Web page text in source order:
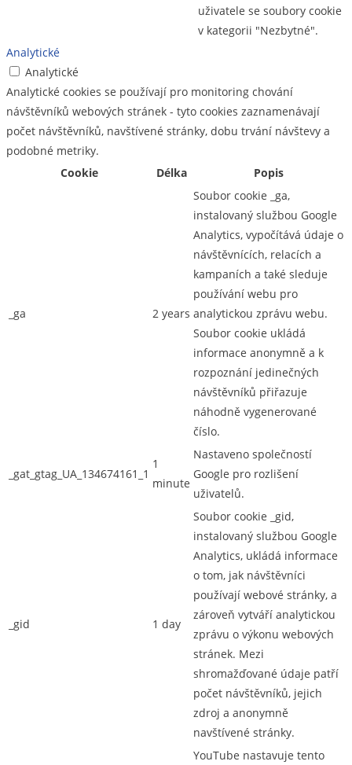
uživatele se soubory cookie
v kategorii "Nezbytné".
Analytické
Analytické
Analytické cookies se používají pro monitoring chování
návštěvníků webových stránek - tyto cookies zaznamenávají
počet návštěvníků, navštívené stránky, dobu trvání návštevy a
podobné metriky.
Cookie
Délka Popis
_ga 2 years
Soubor cookie _ga,
instalovaný službou Google
Analytics, vypočítává údaje o
návštěvnících, relacích a
kampaních a také sleduje
používání webu pro
analytickou zprávu webu.
Soubor cookie ukládá
informace anonymně a k
rozpoznání jedinečných
návštěvníků přiřazuje
náhodně vygenerované
číslo.
_gat_gtag_UA_134674161_1
1
minute
Nastaveno společností
Google pro rozlišení
uživatelů.
_gid 1 day
Soubor cookie _gid,
instalovaný službou Google
Analytics, ukládá informace
o tom, jak návštěvníci
používají webové stránky, a
zároveň vytváří analytickou
zprávu o výkonu webových
stránek. Mezi
shromažďované údaje patří
počet návštěvníků, jejich
zdroj a anonymně
navštívené stránky.
YouTube nastavuje tento